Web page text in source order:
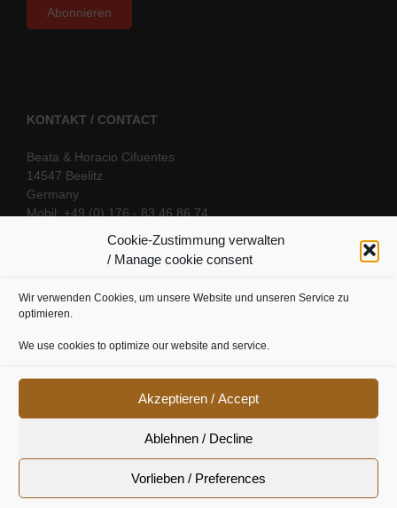
Cookie-Zustimmung verwalten
/ Manage cookie consent
Wir verwenden Cookies, um unsere Website und unseren Service zu
optimieren.
We use cookies to optimize our website and service.
Akzeptieren / Accept
Ablehnen / Decline
Vorlieben / Preferences
KONTAKT / CONTACT
Beata & Horacio Cifuentes
14547 Beelitz
Germany
Mobil: +49 (0) 176 - 83 46 86 74
SOCIAL LINKS
Cookie Richtline|Datenschutz|Urheberrecht|Impressum